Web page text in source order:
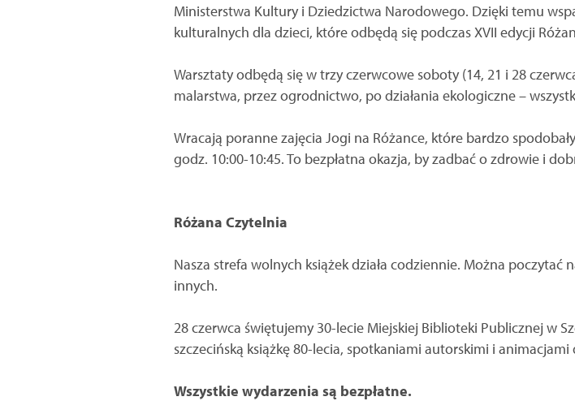
Ministerstwa Kultury i Dziedzictwa Narodowego. Dzięki temu
kulturalnych dla dzieci, które odbędą się podczas XVII edycji
Warsztaty odbędą się w trzy czerwcowe soboty (14, 21 i 28
malarstwa, przez ogrodnictwo, po działania ekologiczne –
Wracają poranne zajęcia Jogi na Różance, które bardzo
godz. 10:00-10:45. To bezpłatna okazja, by zadbać o zdrowie i
Różana Czytelnia
Nasza strefa wolnych książek działa codziennie. Można poczytać
innych.
28 czerwca świętujemy 30-lecie Miejskiej Biblioteki Publicznej w
szczecińską książkę 80-lecia, spotkaniami autorskimi i animacjami
Wszystkie wydarzenia są bezpłatne.